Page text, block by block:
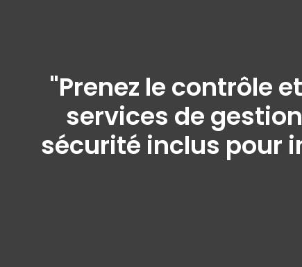
"Prenez le contrôle
services de
sécurité inclus pour